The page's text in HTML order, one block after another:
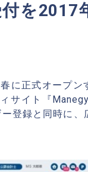
を2017
に正式オープン
サイト『
登録と同時に、